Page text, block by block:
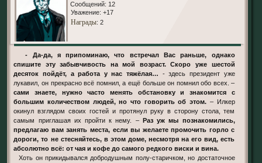
Сообщений: 12
Уважение: +17
Награды: 2
- Да-да, я припоминаю, что встречал Вас раньше, однако
спишите эту забывчивость на мой возраст. Скоро уже шестой
десяток пойдёт, а работа у нас тяжёлая… - здесь президент уже
лукавил, он прекрасно всё помнил, а ещё больше он помнил обо всех. –
сами знаете, нужно часто менять обстановку и знакомится с
большим количеством людей, но что говорить об этом. – Илкер
окинул взглядом своих гостей и протянул руку в сторону стола, тем
самым приглашая их пройти к нему. –
Раз уж мы познакомились,
предлагаю вам занять места, если вы желаете промочить горло с
дороги, то не стесняйтесь, в этом доме, несмотря на его вид, есть
абсолютно всё: от чая и кофе до самого редкого виски и вина.
Хоть он прикидывался добродушным полу-старичком, но достаточное